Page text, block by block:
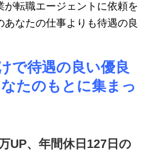
転職エージェントに依頼を
あなたの仕事よりも待遇の良
で待遇の良い優良
たのもとに集まっ
UP、年間休日127日の